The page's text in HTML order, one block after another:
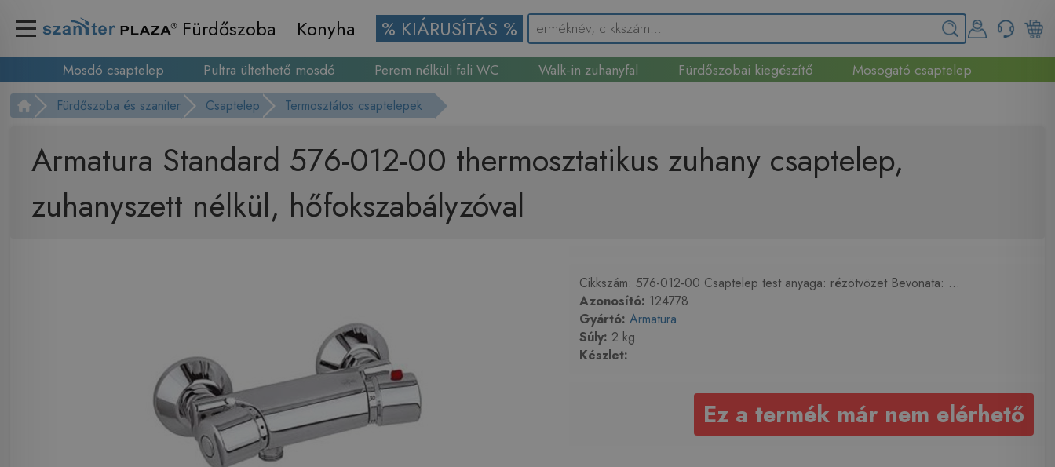
Fürdőszoba Konyha % KIÁRUSÍTÁS %
Mosdó csaptelep Pultra ültethető mosdó Perem nélküli fali WC Walk-in zuhanyfal Fürdőszobai kiegészítő
Mosogató csaptelep
Fürdőszoba és szaniter Csaptelep Termosztátos csaptelepek
Armatura Standard 576-012-00 thermosztatikus zuhany csaptelep,
zuhanyszett nélkül, hőfokszabályzóval
Cikkszám: 576-012-00 Csaptelep test anyaga: rézötvözet Bevonata: ...
Azonosító: 124778
Gyártó: Armatura
Súly: 2 kg
Készlet:
Ez a termék már nem elérhető